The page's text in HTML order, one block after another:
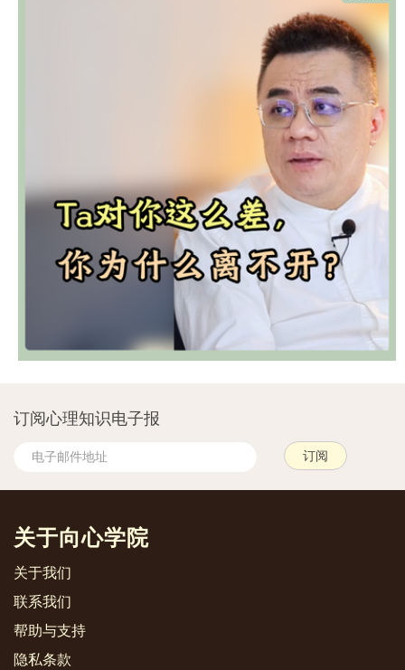
订阅心理知识电子报
关于向心学院
关于我们
联系我们
帮助与支持
隐私条款